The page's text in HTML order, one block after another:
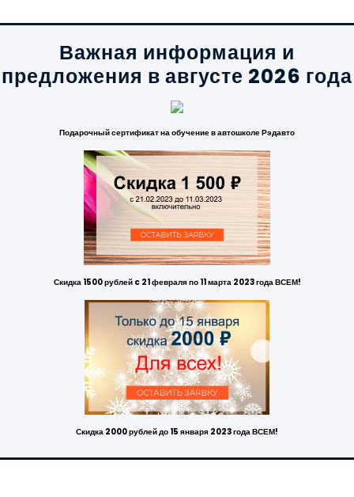
Важная информация и
предложения в августе 2026 года
Подарочный сертификат на обучение в автошколе Рэдавто
Скидка 1500 рублей c 21 февраля по 11 марта 2023 года ВСЕМ!
Скидка 2000 рублей до 15 января 2023 года ВСЕМ!